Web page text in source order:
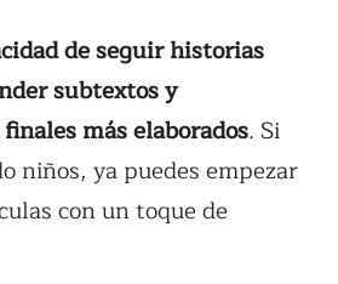
de seguir historias
subtextos y
más elaborados. Si
niños, ya puedes empezar
con un toque de